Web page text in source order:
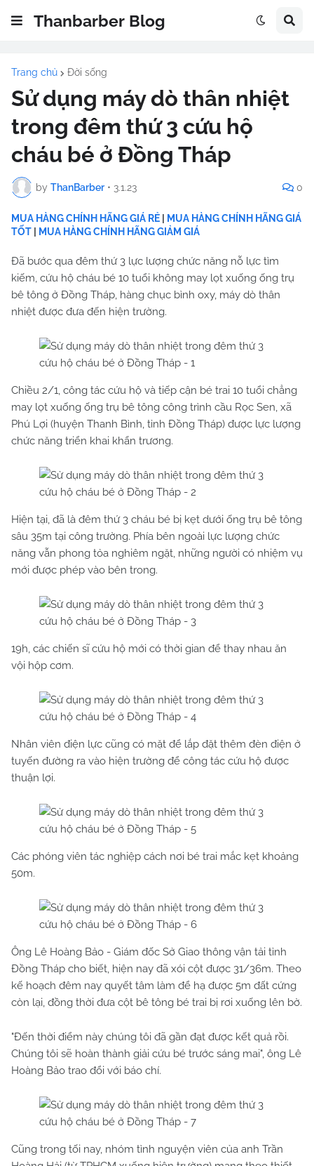
Thanbarber Blog
Trang chủ Đời sống
Sử dụng máy dò thân nhiệt
trong đêm thứ 3 cứu hộ
cháu bé ở Đồng Tháp
by ThanBarber • 3.1.23 0
MUA HÀNG CHÍNH HÃNG GIÁ RẺ
MUA HÀNG CHÍNH HÃNG GIÁ
TỐT
MUA HÀNG CHÍNH HÃNG GIẢM GIÁ
Đã bước qua đêm thứ 3 lực lượng chức năng nỗ lực tìm
kiếm, cứu hộ cháu bé 10 tuổi không may lọt xuống ống trụ
bê tông ở Đồng Tháp, hàng chục bình oxy, máy dò thân
nhiệt được đưa đến hiện trường.
Chiều 2/1, công tác cứu hộ và tiếp cận bé trai 10 tuổi chẳng
may lọt xuống ống trụ bê tông công trình cầu Rọc Sen, xã
Phú Lợi (huyện Thanh Bình, tỉnh Đồng Tháp) được lực lượng
chức năng triển khai khẩn trương.
Hiện tại, đã là đêm thứ 3 cháu bé bị kẹt dưới ống trụ bê tông
sâu 35m tại công trường. Phía bên ngoài lực lượng chức
năng vẫn phong tỏa nghiêm ngặt, những người có nhiệm vụ
mới được phép vào bên trong.
19h, các chiến sĩ cứu hộ mới có thời gian để thay nhau ăn
vội hộp cơm.
Nhân viên điện lực cũng có mặt để lắp đặt thêm đèn điện ở
tuyến đường ra vào hiện trường để công tác cứu hộ được
thuận lợi.
Các phóng viên tác nghiệp cách nơi bé trai mắc kẹt khoảng
50m.
Ông Lê Hoàng Bảo - Giám đốc Sở Giao thông vận tải tỉnh
Đồng Tháp cho biết, hiện nay đã xói cột được 31/36m. Theo
kế hoạch đêm nay quyết tâm làm để hạ được 5m đất cứng
còn lại, đồng thời đưa cột bê tông bé trai bị rơi xuống lên bờ.
"Đến thời điểm này chúng tôi đã gần đạt được kết quả rồi.
Chúng tôi sẽ hoàn thành giải cứu bé trước sáng mai", ông Lê
Hoàng Bảo trao đổi với báo chí.
Cũng trong tối nay, nhóm tình nguyện viên của anh Trần